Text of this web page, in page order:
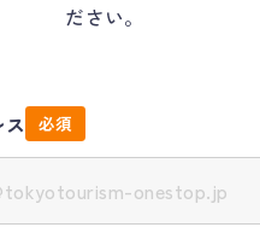
ライフ
ャンパス
ださい。